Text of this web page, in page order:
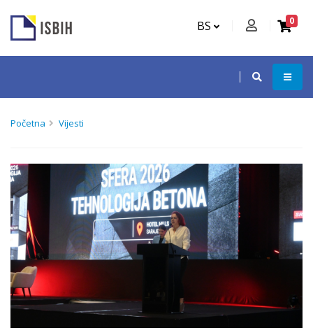
BS 0
Početna Vijesti